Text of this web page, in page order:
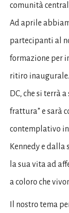
comunità
Ad aprile
partecipanti al
formazione per
ritiro
DC, che si terrà
frattura” e sarà
contemplativo
Kennedy e
la sua vita ad
a coloro che
Il nostro tema